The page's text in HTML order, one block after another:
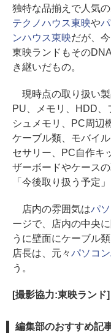
独特な品揃えで人気
テクノハウス東映や
ンハウス東映だが、
東映ランドもそのDNA
き継いだもの。
現時点の取り扱い
PU、メモリ、HDD、
シュメモリ、PC周辺
ケーブル類、モバイル
セサリー、PC自作キ
ザーボードやケース
「今後取り扱う予定
店内の雰囲気はパ
ージで、店内の中央
うに壁面にケーブル
店長は、元々パソコ
う。
[撮影協力:東映ランド]
編集部のおすすめ記